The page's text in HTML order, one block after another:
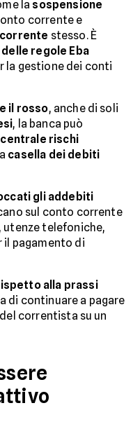
la sospensione
corrente e
stesso. È
regole Eba
la gestione dei conti
il rosso, anche di soli
, la banca può
centrale rischi
casella dei debiti
gli addebiti
sul conto corrente
utenze telefoniche,
il pagamento di
alla prassi
di continuare a pagare
correntista su un